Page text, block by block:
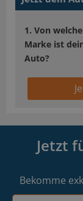
Von
Marke ist
Auto?
Jetzt
Bekomme